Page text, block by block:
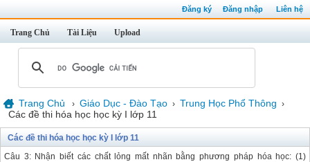
Đăng ký Đăng nhập Liên hệ
Trang Chủ Tài Liệu Upload
Trang Chủ › Giáo Dục - Đào Tạo › Trung Học Phổ Thông ›
Các đề thi hóa học học kỳ I lớp 11
Các đề thi hóa học học kỳ I lớp 11
Câu 3: Nhận biết các chất lỏng mất nhãn bằng phương pháp hóa học: (1)